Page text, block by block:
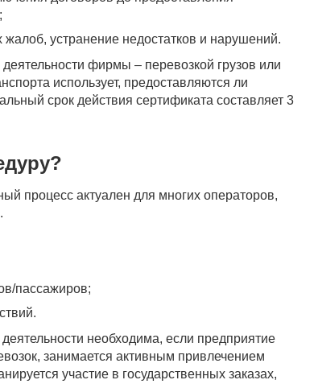
устранение недостатков и нарушений.
фирмы – перевозкой грузов или
использует, предоставляются ли
срок действия сертификата составляет 3
процесс актуален для многих операторов,
пассажиров;
необходима, если предприятие
занимается активным привлечением
участие в государственных заказах,